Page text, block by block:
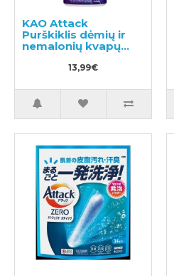
KAO Attack
Purškiklis dėmių ir
nemalonių kvapų
pašalinimui prieš
skalbimą 300ml
13,99€